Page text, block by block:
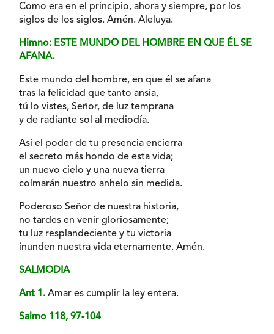
Como era en el principio, ahora y siempre, por los
siglos de los siglos. Amén. Aleluya.
Himno: ESTE MUNDO DEL HOMBRE EN QUE ÉL SE
AFANA.
Este mundo del hombre, en que él se afana
tras la felicidad que tanto ansía,
tú lo vistes, Señor, de luz temprana
y de radiante sol al mediodía.
Así el poder de tu presencia encierra
el secreto más hondo de esta vida;
un nuevo cielo y una nueva tierra
colmarán nuestro anhelo sin medida.
Poderoso Señor de nuestra historia,
no tardes en venir gloriosamente;
tu luz resplandeciente y tu victoria
inunden nuestra vida eternamente. Amén.
SALMODIA
Ant 1. Amar es cumplir la ley entera.
Salmo 118, 97-104